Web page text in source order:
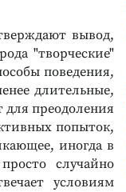
вывод,
"творческие"
поведения,
длительные,
для преодоления
попыток,
иногда в
случайно
условиям